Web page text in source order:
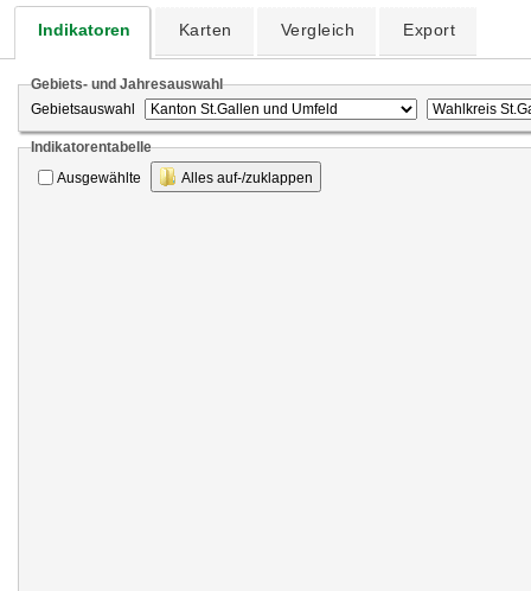
Indikatoren Karten Vergleich Export
Gebiets- und Jahresauswahl
Gebietsauswahl
Indikatorentabelle
Ausgewählte
Alles auf-/zuklappen